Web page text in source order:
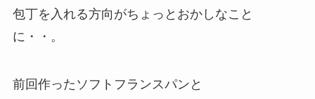
包丁を入れる方向がちょっとおかしなこと
に・・。
前回作ったソフトフランスパンと